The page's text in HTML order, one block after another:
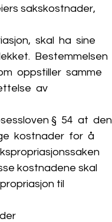
sakskostnader,
skal  ha  sine
Bestemmelsen
oppstiller  samme
av
§  54  at  den
kostnader  for  å
kostnadene skal
til